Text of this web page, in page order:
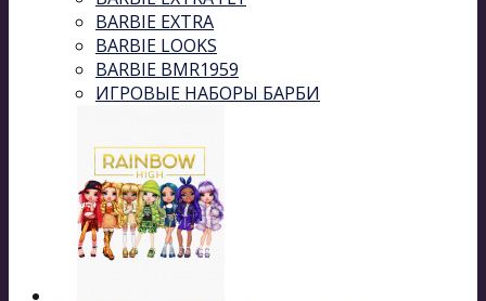
BARBIE EXTRA
BARBIE LOOKS
BARBIE BMR1959
ИГРОВЫЕ НАБОРЫ БАРБИ